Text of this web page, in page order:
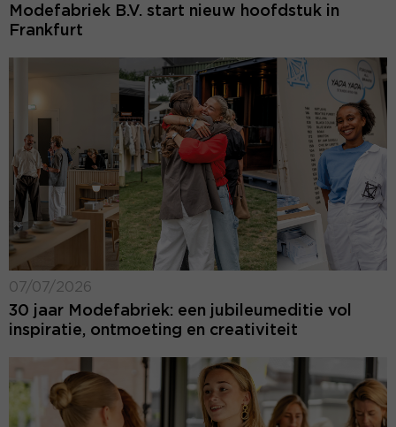
Modefabriek B.V. start nieuw hoofdstuk in
Frankfurt
07/07/2026
30 jaar Modefabriek: een jubileumeditie vol
inspiratie, ontmoeting en creativiteit